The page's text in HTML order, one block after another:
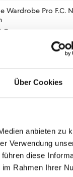
Über Cookies
anbieten zu
Verwendung
diese
Rahmen Ihrer
Wardrobe Pro F.C.
€
bleibe immer auf